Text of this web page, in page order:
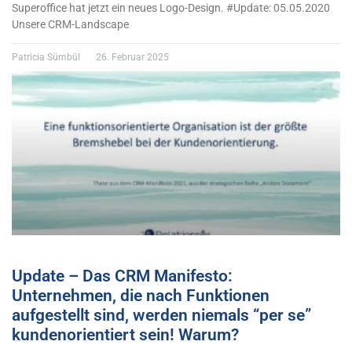
Superoffice hat jetzt ein neues Logo-Design. #Update: 05.05.2020
Unsere CRM-Landscape
Patricia Sümbül 26. Februar 2025
Update – Das CRM Manifesto:
Unternehmen, die nach Funktionen
aufgestellt sind, werden niemals “per se”
kundenorientiert sein! Warum?